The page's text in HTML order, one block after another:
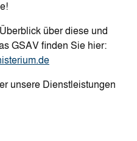
über diese und
GSAV finden Sie hier:
unsere Dienstleistungen